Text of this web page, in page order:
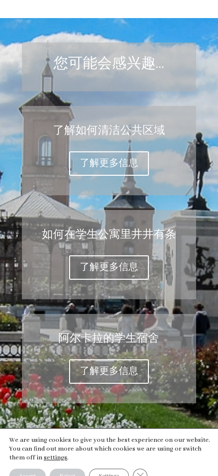
您可能会感兴趣…
了解如何清洁公共区域
了解更多信息
如何在学生公寓里井井有条
了解更多信息
阿尔卡拉的学生宿舍
了解更多信息
We are using cookies to give you the best experience on our website.
You can find out more about which cookies we are using or switch
them off insettings.
Close GDPR Cookie Banner